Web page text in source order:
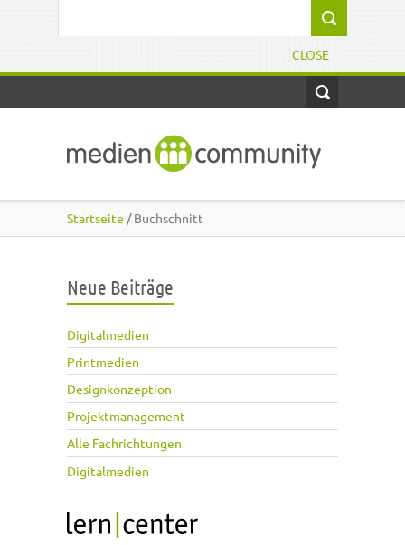
CLOSE
Startseite / Buchschnitt
Neue Beiträge
Digitalmedien
Printmedien
Designkonzeption
Projektmanagement
Alle Fachrichtungen
Digitalmedien